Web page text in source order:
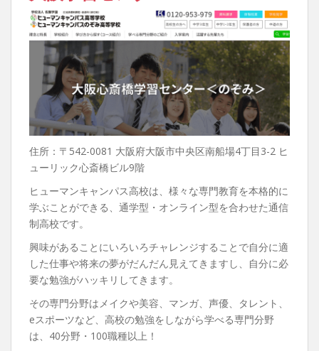
住所：〒542-0081 大阪府大阪市中央区南船場4丁目3-2 ヒ
ューリック心斎橋ビル9階
ヒューマンキャンパス高校は、様々な専門教育を本格的に
学ぶことができる、通学型・オンライン型を合わせた通信
制高校です。
興味があることにいろいろチャレンジすることで自分に適
した仕事や将来の夢がだんだん見えてきますし、自分に必
要な勉強がハッキリしてきます。
その専門分野はメイクや美容、マンガ、声優、タレント、
eスポーツなど、高校の勉強をしながら学べる専門分野
は、40分野・100職種以上！